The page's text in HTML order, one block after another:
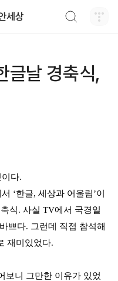
세상
글날 경축식,
이다.
‘한글, 세상과 어울림’이
식. 사실 TV에서 국경일
쁘다. 그런데 직접 참석해
재미있었다.
보니 그만한 이유가 있었